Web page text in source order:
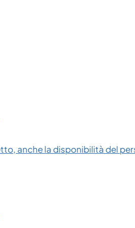
anche la disponibilità del